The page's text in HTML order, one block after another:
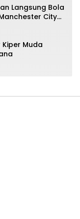
Langsung Bola
City
Muda